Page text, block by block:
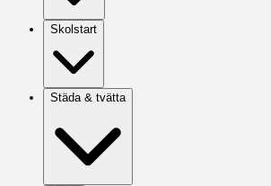
Skolstart
Städa & tvätta